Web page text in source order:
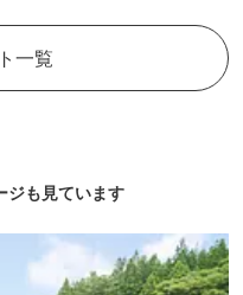
一覧
ジも見ています